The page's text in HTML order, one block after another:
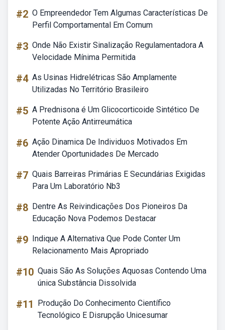
#2 O Empreendedor Tem Algumas Características De
Perfil Comportamental Em Comum
#3 Onde Não Existir Sinalização Regulamentadora A
Velocidade Mínima Permitida
#4 As Usinas Hidrelétricas São Amplamente
Utilizadas No Território Brasileiro
#5 A Prednisona é Um Glicocorticoide Sintético De
Potente Ação Antirreumática
#6 Ação Dinamica De Individuos Motivados Em
Atender Oportunidades De Mercado
#7 Quais Barreiras Primárias E Secundárias Exigidas
Para Um Laboratório Nb3
#8 Dentre As Reivindicações Dos Pioneiros Da
Educação Nova Podemos Destacar
#9 Indique A Alternativa Que Pode Conter Um
Relacionamento Mais Apropriado
#10 Quais São As Soluções Aquosas Contendo Uma
única Substância Dissolvida
#11
Produção Do Conhecimento Científico
Tecnológico E Disrupção Unicesumar